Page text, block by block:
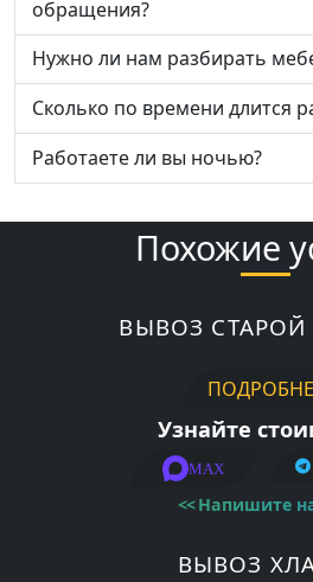
обращения?
Нужно ли нам разбирать
Сколько по времени длится
Работаете ли вы ночью?
Похожие
ВЫВОЗ СТАРОЙ
Узнайте
MAX
<<Напишите
ВЫВОЗ